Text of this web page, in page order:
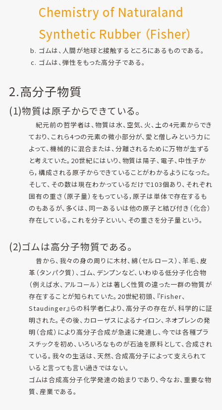
Chemistry of Naturaland
Synthetic Rubber （Fisher）
ゴムは、人間が地球と接触するところにあるものである。
ゴムは、弾性をもった高分子である。
2.高分子物質
(1)物質は原子からできている。
紀元前の哲学者は、物質は水、空気、火、土の4元素からでき
ており、これら4つの元素の微小部分が、愛と僧しみという力に
よって、機械的に混合または、分離されるために万物が生ずる
と考えていた。20世紀にはいり、物質は陽子、電子、中性子か
ら，構成される原子からできていることがわかるようになった。
そして、その数は現在わかっているだけで103個あり、それぞれ
固有の重さ（原子量）をもっている，原子は単体で存在するも
のもあるが、多くは、同一あるいは他の原子と結び付き（化合）
存在している。これを分子といい、その重さを分子量という。
(2)ゴムは高分子物質である。
昔から、我々の身の周りに木材、綿（セルロース）、羊毛、皮
革（タンパク質）、ゴム、デンプンなど、いわゆる低分子化合物
（例えば水、アルコール）とは著しく性質の違った一群の物質が
存在することが知られていた。20世紀初頭、『Fisher、
Staudinger』らの科学者仁より、高分子の存在が、科学的に証
明された。その後、カローザスによるナイロン、ネオプレンの発
明（合成）により高分子合成が急速に発達し、今では各種プラ
スチックを初め、いろいろなものが石油を原料として、合成され
ている。我々の生活は、天然、合成高分子によって支えられて
いると言っても言い過きではない。
ゴムは合成高分子化学発達の始まりであり、今なお、重要な物
質、産業である。